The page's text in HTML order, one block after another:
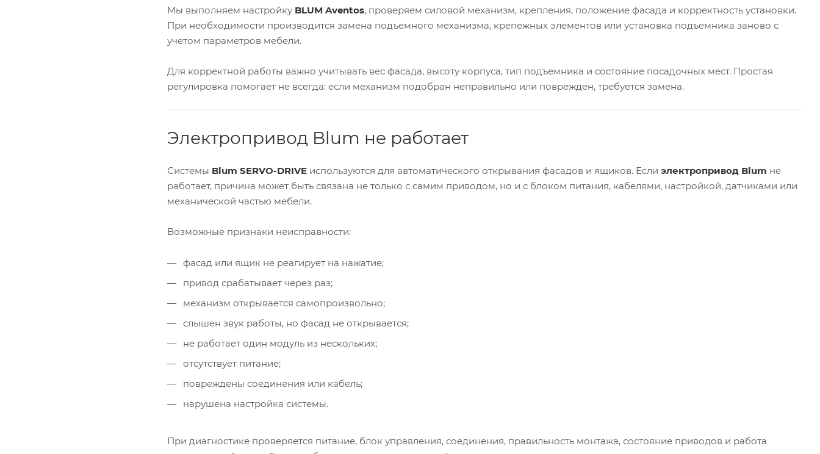
Мы выполняем настройку BLUM Aventos, проверяем силовой механизм, крепления, положение фасада и корректность установки.
При необходимости производится замена подъемного механизма, крепежных элементов или установка подъемника заново с
учетом параметров мебели.
Для корректной работы важно учитывать вес фасада, высоту корпуса, тип подъемника и состояние посадочных мест. Простая
регулировка помогает не всегда: если механизм подобран неправильно или поврежден, требуется замена.
Электропривод Blum не работает
Системы Blum SERVO-DRIVE используются для автоматического открывания фасадов и ящиков. Если электропривод Blum не
работает, причина может быть связана не только с самим приводом, но и с блоком питания, кабелями, настройкой, датчиками или
механической частью мебели.
Возможные признаки неисправности:
фасад или ящик не реагирует на нажатие;
привод срабатывает через раз;
механизм открывается самопроизвольно;
слышен звук работы, но фасад не открывается;
не работает один модуль из нескольких;
отсутствует питание;
повреждены соединения или кабель;
нарушена настройка системы.
При диагностике проверяется питание, блок управления, соединения, правильность монтажа, состояние приводов и работа